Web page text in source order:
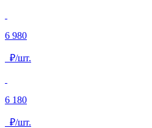
6 980
₽/шт.
6 180
₽/шт.